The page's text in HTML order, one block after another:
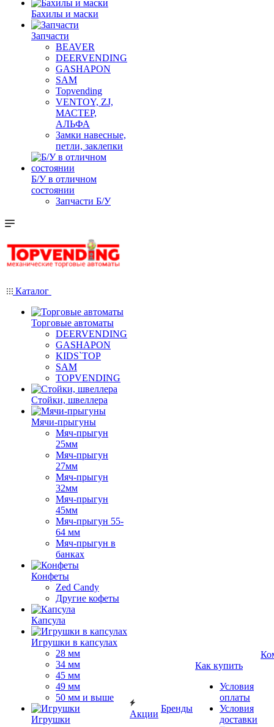
Бахилы и маски
Запчасти
BEAVER
DEERVENDING
GASHAPON
SAM
Topvending
VENTOY, ZJ,
МАСТЕР,
АЛЬФА
Замки навесные,
петли, заклепки
Б/У в отличном
состоянии
Запчасти Б/У
Каталог
Торговые автоматы
DEERVENDING
GASHAPON
KIDS`TOP
SAM
TOPVENDING
Стойки, швеллера
Мячи-прыгуны
Мяч-прыгун
25мм
Мяч-прыгун
27мм
Мяч-прыгун
32мм
Мяч-прыгун
45мм
Мяч-прыгун 55-
64 мм
Мяч-прыгун в
банках
Конфеты
Zed Candy
Другие кофеты
Капсула
Игрушки в капсулах
28 мм
34 мм
45 мм
49 мм
50 мм и выше
Игрушки
Акции
Бренды
Как купить
Условия
оплаты
Условия
доставки